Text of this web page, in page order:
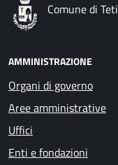
Comune di Teti
AMMINISTRAZIONE
Organi di governo
Aree amministrative
Uffici
Enti e fondazioni